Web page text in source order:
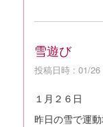
雪遊び
投稿日時 : 01/26
１月２６日
昨日の雪で運